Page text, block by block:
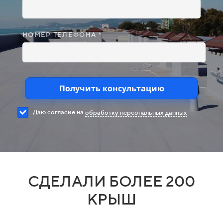
НОМЕР ТЕЛЕФОНА *
Получить консультацию
Даю согласие на обработку персональных данных
СДЕЛАЛИ БОЛЕЕ 200
КРЫШ